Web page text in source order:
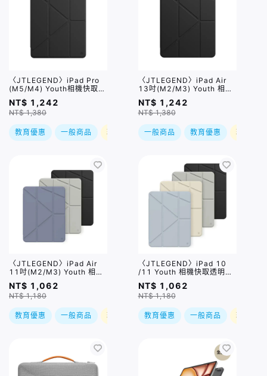
〈JTLEGEND〉iPad Pro
(M5/M4) Youth相機快取透
明防摔殼(含Apple Pencil
槽) 曜黑
NT$ 1,242
NT$ 1,380
教育優惠 一般商品 現折
〈JTLEGEND〉iPad Air
13吋(M2/M3) Youth 相機
快取透明防摔殼 (含Apple
Pencil槽) 曜黑色
NT$ 1,242
NT$ 1,380
一般商品 教育優惠 現折
〈JTLEGEND〉iPad Air
11吋(M2/M3) Youth 相機
快取透明防摔殼 (含Apple
Pencil槽) / 三色
NT$ 1,062
NT$ 1,180
教育優惠 一般商品 現折
〈JTLEGEND〉iPad 10
/11 Youth 相機快取透明防
摔殼 (含Apple Pencil槽) /
四色
NT$ 1,062
NT$ 1,180
教育優惠 一般商品 現折